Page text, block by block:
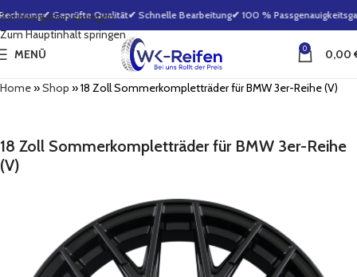
Zur Navigation springen
Zum Hauptinhalt springen
✔ Geprüfte Qualität✔ Schnelle Bearbeitung✔ 100 %
MENÜ 0 0,00
Home»Shop »18 Zoll Sommerkompletträder für BMW 3er-Reihe (V)
18 Zoll Sommerkompletträder für BMW 3er-Reihe
(V)